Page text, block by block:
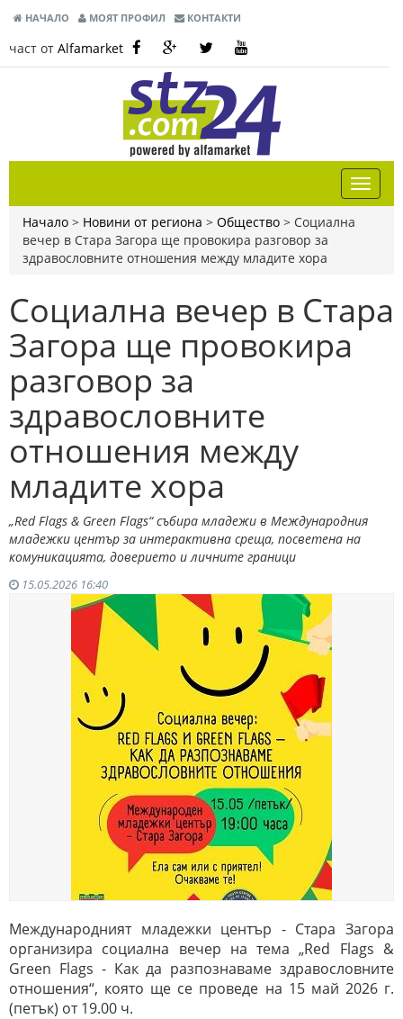
НАЧАЛО МОЯТ ПРОФИЛ КОНТАКТИ
част от Alfamarket
Начало > Новини от региона > Общество > Социална
вечер в Стара Загора ще провокира разговор за
здравословните отношения между младите хора
Социална вечер в Стара
Загора ще провокира
разговор за
здравословните
отношения между
младите хора
„Red Flags & Green Flags“ събира младежи в Международния
младежки център за интерактивна среща, посветена на
комуникацията, доверието и личните граници
15.05.2026 16:40
Международният младежки център -Стара Загора
организира социална вечер на тема „Red Flags &
Green Flags -Как да разпознаваме здравословните
отношения“, която ще се проведе на 15 май 2026 г.
(петък) от 19.00 ч.